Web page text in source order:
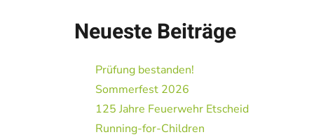
Neueste Beiträge
Prüfung bestanden!
Sommerfest 2026
125 Jahre Feuerwehr Etscheid
Running-for-Children